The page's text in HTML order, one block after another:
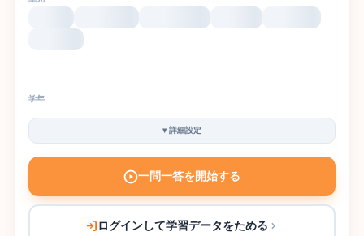
学年
▾詳細設定
一問一答を開始する
ログインして学習データをためる